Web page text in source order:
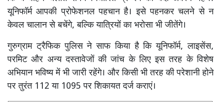
यूनिफॉर्म आपकी प्रोफेशनल पहचान है। इसे पहनकर चलने से न
केवल चालान से बचेंगे, बल्कि यात्रियों का भरोसा भी जीतेंगे।
गुरुग्राम ट्रैफिक पुलिस ने साफ किया है कि यूनिफॉर्म, लाइसेंस,
परमिट और अन्य दस्तावेजों की जांच के लिए इस तरह के विशेष
अभियान भविष्य में भी जारी रहेंगे। और किसी भी तरह की परेशानी होने
पर तुरंत 112 या 1095 पर शिकायत दर्ज कराएं।